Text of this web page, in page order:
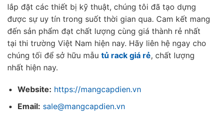
lắp đặt các thiết bị kỹ thuật, chúng tôi đã tạo dựng
được sự uy tín trong suốt thời gian qua. Cam kết mang
đến sản phẩm đạt chất lượng cùng giá thành rẻ nhất
tại thi trường Việt Nam hiện nay. Hãy liên hệ ngay cho
chúng tối để sở hữu mẫu tủ rack giá rẻ, chất lượng
nhất hiện nay.
Website: https://mangcapdien.vn
Email: sale@mangcapdien.vn